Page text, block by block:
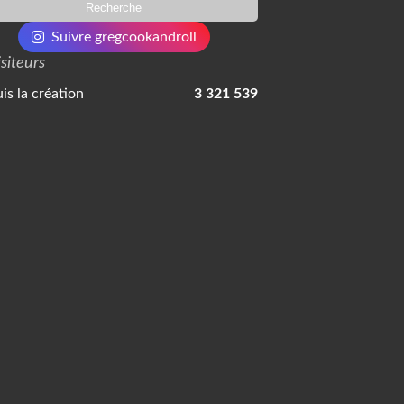
Suivre gregcookandroll
la création 3 321 539